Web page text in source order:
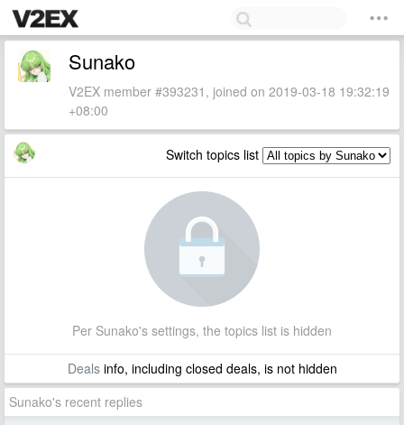
Sunako
V2EX member #393231, joined on 2019-03-18 19:32:19
+08:00
Switch topics list
Per Sunako's settings, the topics list is hidden
Dealsinfo, including closed deals, is not hidden
Sunako's recent replies